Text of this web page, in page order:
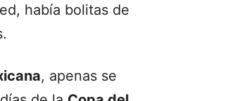
había bolitas de
, apenas se